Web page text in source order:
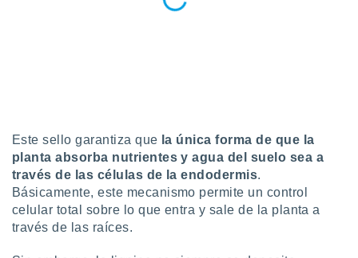
1199
Este sello garantiza que la única forma de que la
planta absorba nutrientes y agua del suelo sea a
través de las células de la endodermis.
Básicamente, este mecanismo permite un control
celular total sobre lo que entra y sale de la planta a
través de las raíces.